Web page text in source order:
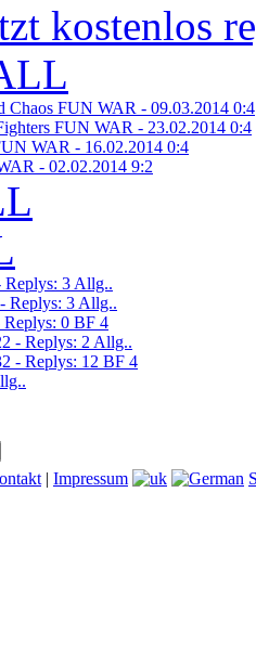
kostenlos
Chaos FUN WAR - 09.03.2014 0:4
FUN WAR - 23.02.2014 0:4
WAR - 16.02.2014 0:4
- 02.02.2014 9:2
Replys: 3 Allg..
Replys: 3 Allg..
Replys: 0 BF 4
- Replys: 2 Allg..
- Replys: 12 BF 4
| Impressum